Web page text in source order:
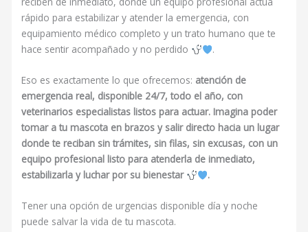
rápido para estabilizar y atender la emergencia, con
equipamiento médico completo y un trato humano que te
hace sentir acompañado y no perdido
.
Eso es exactamente lo que ofrecemos: atención de
emergencia real, disponible 24/7, todo el año, con
veterinarios especialistas listos para actuar. Imagina poder
tomar a tu mascota en brazos y salir directo hacia un lugar
donde te reciban sin trámites, sin filas, sin excusas, con un
equipo profesional listo para atenderla de inmediato,
estabilizarla y luchar por su bienestar
.
Tener una opción de urgencias disponible día y noche
puede salvar la vida de tu mascota.